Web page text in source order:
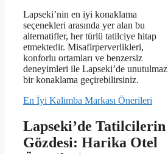
Lapseki’nin en iyi konaklama
seçenekleri arasında yer alan bu
alternatifler, her türlü tatilciye hitap
etmektedir. Misafirperverlikleri,
konforlu ortamları ve benzersiz
deneyimleri ile Lapseki’de unutulmaz
bir konaklama geçirebilirsiniz.
En İyi Kalimba Markası Önerileri
Lapseki’de Tatilcilerin
Gözdesi: Harika Otel